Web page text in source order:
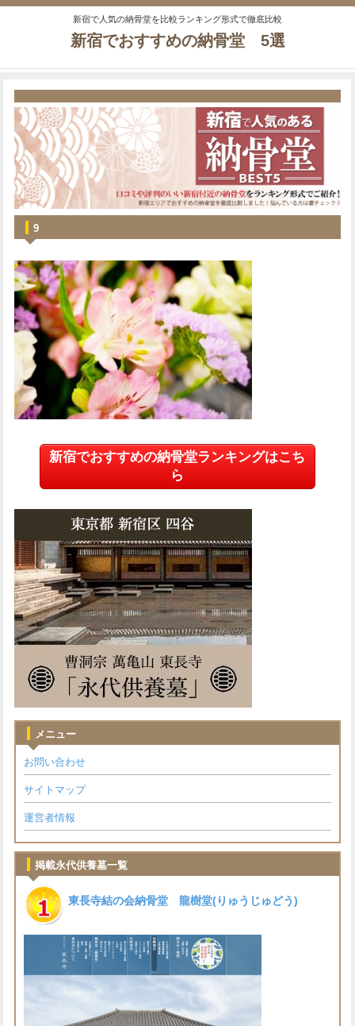
新宿で人気の納骨堂を比較ランキング形式で徹底比較
新宿でおすすめの納骨堂 5選
9
新宿でおすすめの納骨堂ランキングはこち
ら
メニュー
お問い合わせ
サイトマップ
運営者情報
掲載永代供養墓一覧
東長寺結の会納骨堂 龍樹堂(りゅうじゅどう)